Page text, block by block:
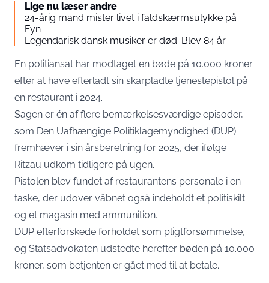
Lige nu læser andre
24-årig mand mister livet i faldskærmsulykke på
Fyn
Legendarisk dansk musiker er død: Blev 84 år
En politiansat har modtaget en bøde på 10.000 kroner
efter at have efterladt sin skarpladte tjenestepistol på
en restaurant i 2024.
Sagen er én af flere bemærkelsesværdige episoder,
som Den Uafhængige Politiklagemyndighed (DUP)
fremhæver i sin årsberetning for 2025, der ifølge
Ritzau udkom tidligere på ugen.
Pistolen blev fundet af restaurantens personale i en
taske, der udover våbnet også indeholdt et politiskilt
og et magasin med ammunition.
DUP efterforskede forholdet som pligtforsømmelse,
og Statsadvokaten udstedte herefter bøden på 10.000
kroner, som betjenten er gået med til at betale.